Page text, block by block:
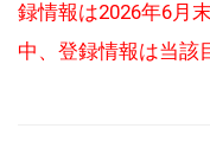
録情報は2026年6月
中、登録情報は当該